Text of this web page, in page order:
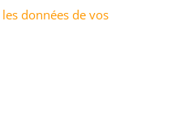
données de vos